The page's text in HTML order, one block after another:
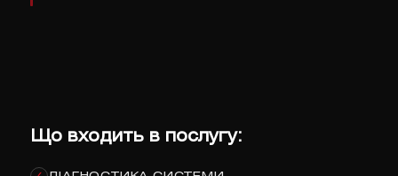
Що входить в послугу: